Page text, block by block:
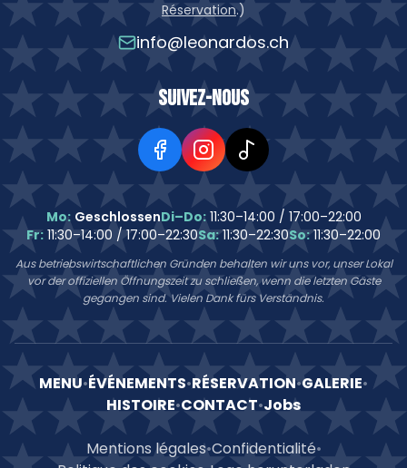
Réservation.)
info@leonardos.ch
Suivez-nous
Mo: GeschlossenDi–Do: 11:30–14:00 / 17:00–22:00
Fr: 11:30–14:00 / 17:00–22:30Sa: 11:30–22:30So: 11:30–22:00
Aus betriebswirtschaftlichen Gründen behalten wir uns vor, unser Lokal
vor der offiziellen Öffnungszeit zu schließen, wenn die letzten Gäste
gegangen sind. Vielen Dank fürs Verständnis.
MENU•ÉVÉNEMENTS•RÉSERVATION•GALERIE•
HISTOIRE•CONTACT•Jobs
Mentions légales•Confidentialité•